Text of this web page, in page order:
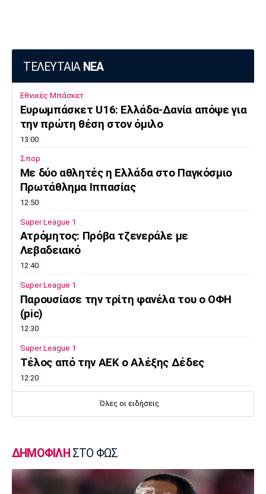
ΤΕΛΕΥΤΑΙΑ ΝΕΑ
Εθνικές Μπάσκετ
Ευρωμπάσκετ U16: Ελλάδα-Δανία απόψε για
την πρώτη θέση στον όμιλο
13:00
Σπορ
Mε δύο αθλητές η Ελλάδα στο Παγκόσμιο
Πρωτάθλημα Ιππασίας
12:50
Super League 1
Ατρόμητος: Πρόβα τζενεράλε με
Λεβαδειακό
12:40
Super League 1
Παρουσίασε την τρίτη φανέλα του ο ΟΦΗ
(pic)
12:30
Super League 1
Τέλος από την ΑΕΚ ο Αλέξης Δέδες
12:20
Εθνική Νεανίδων: Με Βουλγαρία για τις
Super League 2
Ο Θανάσης Στάικος στο «ΦΩΣ»: «Η
κουλτούρα του νησιού ξεχωρίζει»
Όλες οι ειδήσεις
ΔΗΜΟΦΙΛΗ ΣΤΟ ΦΩΣ